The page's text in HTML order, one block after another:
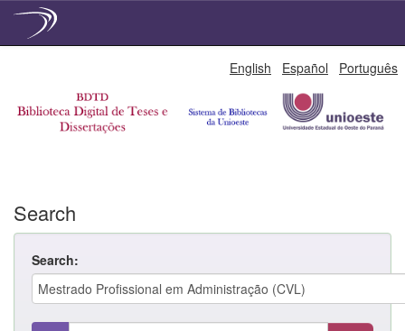
English Español Português
Search
Search: